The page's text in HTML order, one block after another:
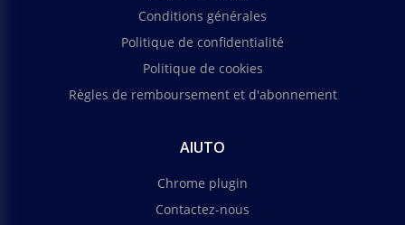
Conditions générales
Politique de confidentialité
Politique de cookies
Règles de remboursement et d'abonnement
AIUTO
Chrome plugin
Contactez-nous